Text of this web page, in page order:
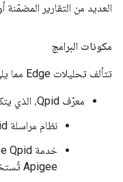
العديد من التقارير
مكونات البرامج
تتألف تحليلات Edge مما يلي:
معرّف Qpid، الذي يتكوّن مما يلي:
نظام مراسلة Apache Qpid
Apigee تُستخدم لإدارة Apache Qpid